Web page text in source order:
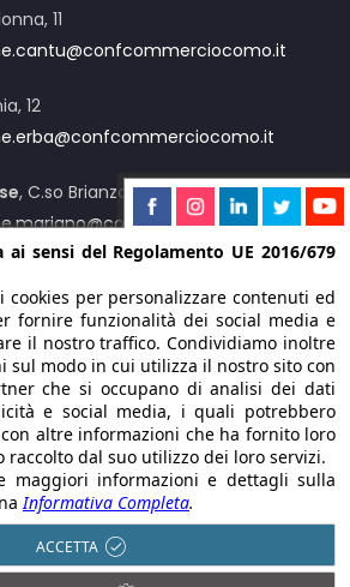
11
12
, C.so Brianza, 12/C
55
:Centro Valle Intelvi
031 2441
Como Servizi S.r.l. | Via F.
sensi del Regolamento UE 2016/679
cookies per personalizzare contenuti ed
fornire funzionalità dei social media e
il nostro traffico. Condividiamo inoltre
sul modo in cui utilizza il nostro sito con
che si occupano di analisi dei dati
e social media, i quali potrebbero
altre informazioni che ha fornito loro
raccolto dal suo utilizzo dei loro servizi.
maggiori informazioni e dettagli sulla
Informativa Completa.
ACCETTA